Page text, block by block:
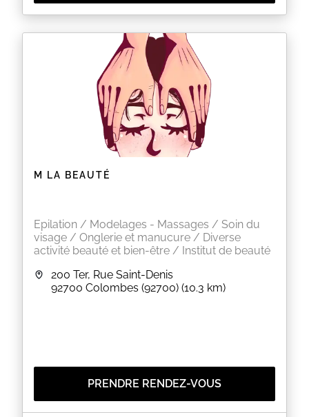
M LA BEAUTÉ
Epilation / Modelages - Massages / Soin du
visage / Onglerie et manucure / Diverse
activité beauté et bien-être / Institut de beauté
200 Ter, Rue Saint-Denis
92700 Colombes (92700) (10.3 km)
PRENDRE RENDEZ-VOUS